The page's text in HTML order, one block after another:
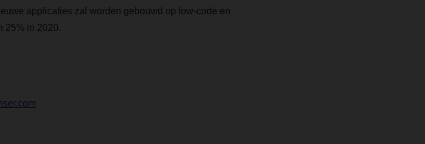
applicaties zal worden gebouwd op low-code en
25% in 2020.